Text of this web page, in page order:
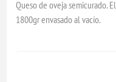
Queso de oveja semicurado.
1800gr envasado al vacío.